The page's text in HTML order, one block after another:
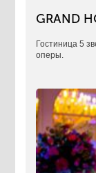
GRAND
Гостиница 5
оперы.